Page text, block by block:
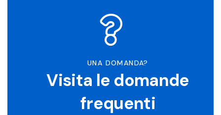
UNA DOMANDA?
Visita le domande
frequenti